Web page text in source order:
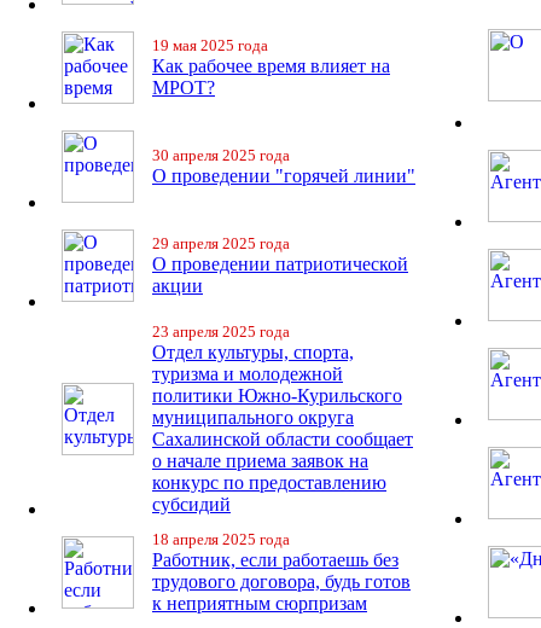
19 мая 2025 года
Как рабочее время влияет на
МРОТ?
30 апреля 2025 года
О проведении "горячей линии"
29 апреля 2025 года
О проведении патриотической
акции
23 апреля 2025 года
Отдел культуры, спорта,
туризма и молодежной
политики Южно-Курильского
муниципального округа
Сахалинской области сообщает
о начале приема заявок на
конкурс по предоставлению
субсидий
18 апреля 2025 года
Работник, если работаешь без
трудового договора, будь готов
к неприятным сюрпризам